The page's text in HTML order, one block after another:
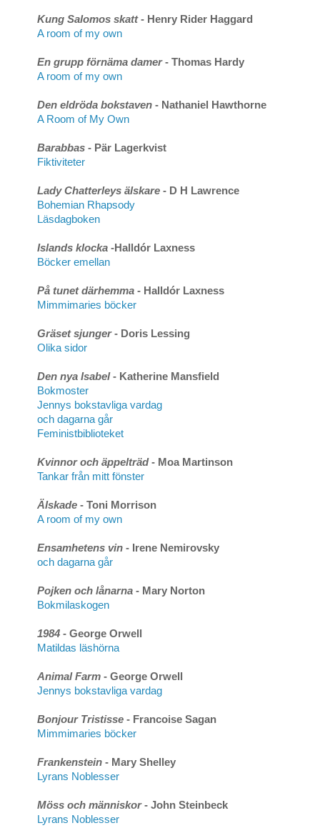
Kung Salomos skatt- Henry Rider Haggard
A room of my own
En grupp förnäma damer- Thomas Hardy
A room of my own
Den eldröda bokstaven - Nathaniel Hawthorne
A Room of My Own
Barabbas - Pär Lagerkvist
Fiktiviteter
Lady Chatterleys älskare - D H Lawrence
Bohemian Rhapsody
Läsdagboken
Islands klocka -Halldór Laxness
Böcker emellan
På tunet därhemma - Halldór Laxness
Mimmimaries böcker
Gräset sjunger- Doris Lessing
Olika sidor
Den nya Isabel- Katherine Mansfield
Bokmoster
Jennys bokstavliga vardag
och dagarna går
Feministbiblioteket
Kvinnor och äppelträd- Moa Martinson
Tankar från mitt fönster
Älskade - Toni Morrison
A room of my own
Ensamhetens vin - Irene Nemirovsky
och dagarna går
Pojken och lånarna - Mary Norton
Bokmilaskogen
1984 - George Orwell
Matildas läshörna
Animal Farm - George Orwell
Jennys bokstavliga vardag
Bonjour Tristisse - Francoise Sagan
Mimmimaries böcker
Frankenstein - Mary Shelley
Lyrans Noblesser
Möss och människor- John Steinbeck
Lyrans Noblesser